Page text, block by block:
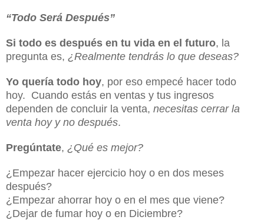
“Todo Será Después”
Si todo es después en tu vida en el futuro, la
pregunta es, ¿Realmente tendrás lo que deseas?
Yo quería todo hoy, por eso empecé hacer todo
hoy. Cuando estás en ventas y tus ingresos
dependen de concluir la venta, necesitas cerrar la
venta hoy y no después.
Pregúntate, ¿Qué es mejor?
¿Empezar hacer ejercicio hoy o en dos meses
después?
¿Empezar ahorrar hoy o en el mes que viene?
¿Dejar de fumar hoy o en Diciembre?